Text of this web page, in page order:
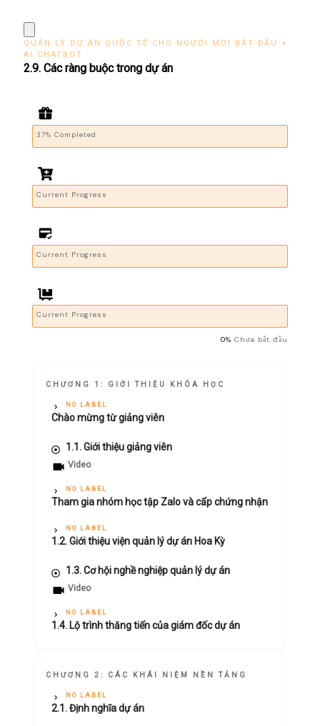
QUẢN LÝ DỰ ÁN QUỐC TẾ CHO NGƯỜI MỚI BẮT ĐẦU +
AI CHATBOT
2.9. Các ràng buộc trong dự án
37% Completed
Current Progress
Current Progress
Current Progress
0% Chưa bắt đầu
CHƯƠNG 1: GIỚI THIỆU KHÓA HỌC
NO LABEL
Chào mừng từ giảng viên
1.1. Giới thiệu giảng viên
Video
NO LABEL
Tham gia nhóm học tập Zalo và cấp chứng nhận
NO LABEL
1.2. Giới thiệu viện quản lý dự án Hoa Kỳ
1.3. Cơ hội nghề nghiệp quản lý dự án
Video
NO LABEL
1.4. Lộ trình thăng tiến của giám đốc dự án
CHƯƠNG 2: CÁC KHÁI NIỆM NỀN TẢNG
NO LABEL
2.1. Định nghĩa dự án